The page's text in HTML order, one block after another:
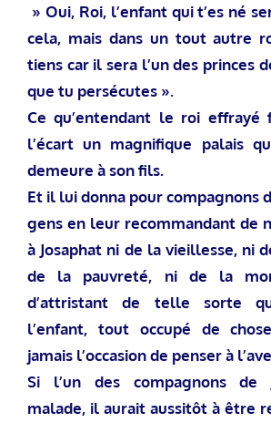
» Oui, Roi, l’enfant qui t’es né
cela, mais dans un tout autre
tiens car il sera l’un des princes
que tu persécutes ».
Ce qu’entendant le roi effrayé
l’écart un magnifique palais
demeure à son fils.
Et il lui donna pour compagnons
gens en leur recommandant de
à Josaphat ni de la vieillesse, ni
de la pauvreté, ni de la
d’attristant de telle sorte
l’enfant, tout occupé de
jamais l’occasion de penser à
Si l’un des compagnons de
malade, il aurait aussitôt à être